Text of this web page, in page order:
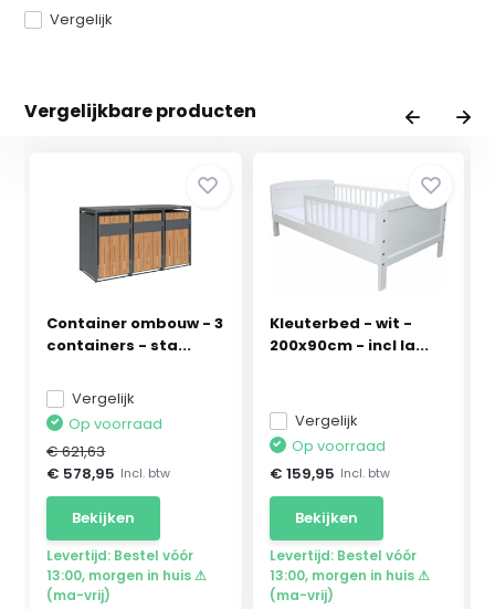
Vergelijk
Vergelijkbare producten
Container ombouw - 3
containers - sta...
Vergelijk
Op voorraad
€ 621,63
€ 578,95 Incl. btw
Bekijken
Levertijd: Bestel vóór
13:00, morgen in huis ⚠
(ma-vrij)
Kleuterbed - wit -
200x90cm - incl la...
Vergelijk
Op voorraad
€ 159,95 Incl. btw
Bekijken
Levertijd: Bestel vóór
13:00, morgen in huis ⚠
(ma-vrij)